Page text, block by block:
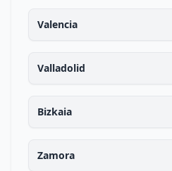
Valencia
Valladolid
Bizkaia
Zamora